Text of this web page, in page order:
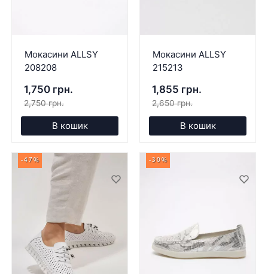
Мокасини ALLSY
208208
1,750 грн.
2,750 грн.
В кошик
Мокасини ALLSY
215213
1,855 грн.
2,650 грн.
В кошик
-47% -30%